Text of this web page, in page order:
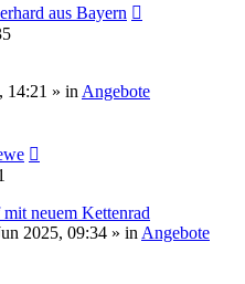
aus Bayern
14:21 » in Angebote
neuem Kettenrad
2025, 09:34 » in Angebote